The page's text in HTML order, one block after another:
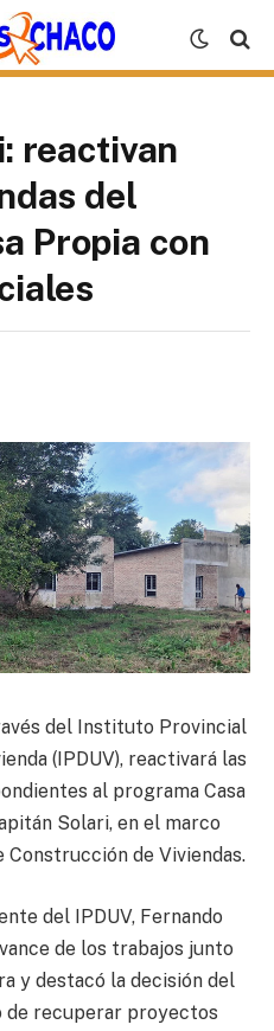
reactivan
del
Propia con
del Instituto Provincial
(IPDUV), reactivará las
al programa Casa
Solari, en el marco
de Viviendas.
del IPDUV, Fernando
de los trabajos junto
y destacó la decisión del
de recuperar proyectos